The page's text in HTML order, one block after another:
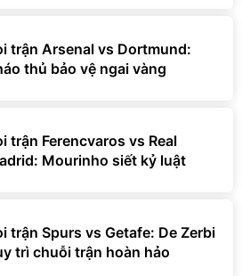
trận Arsenal vs Dortmund:
thủ bảo vệ ngai vàng
trận Ferencvaros vs Real
Mourinho siết kỷ luật
trận Spurs vs Getafe: De Zerbi
trì chuỗi trận hoàn hảo